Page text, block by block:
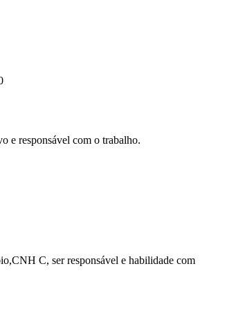
e responsável com o trabalho.
C, ser responsável e habilidade com